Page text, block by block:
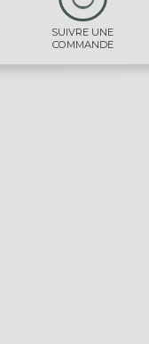
SUIVRE UNE
COMMANDE